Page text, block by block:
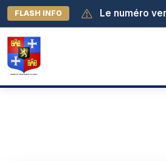
Aucune donnée à purger.
FLASH INFO